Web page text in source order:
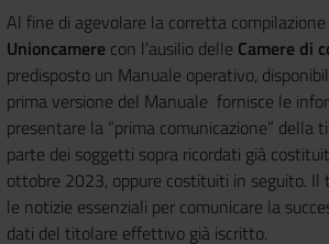
Al fine di agevolare la corretta
Unioncamere con l’ausilio delle Camere di
predisposto un Manuale operativo,
prima versione del Manuale fornisce le
presentare la “prima comunicazione”
parte dei soggetti sopra ricordati già
ottobre 2023, oppure costituiti in seguito.
le notizie essenziali per comunicare la
dati del titolare effettivo già iscritto.